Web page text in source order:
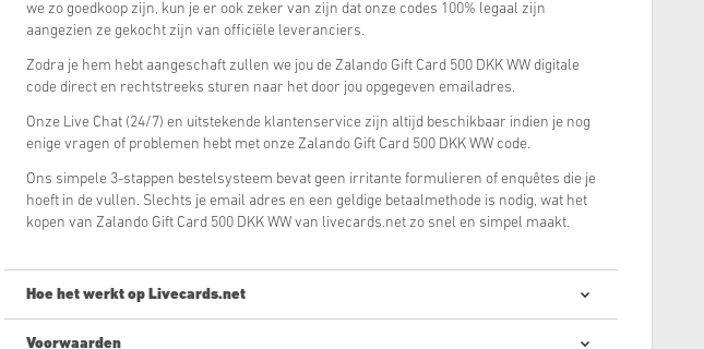
we zo goedkoop zijn, kun je er ook zeker van zijn dat onze codes 100% legaal zijn
aangezien ze gekocht zijn van officiële leveranciers.
Zodra je hem hebt aangeschaft zullen we jou de Zalando Gift Card 500 DKK WW digitale
code direct en rechtstreeks sturen naar het door jou opgegeven emailadres.
Onze Live Chat (24/7) en uitstekende klantenservice zijn altijd beschikbaar indien je nog
enige vragen of problemen hebt met onze Zalando Gift Card 500 DKK WW code.
Ons simpele 3-stappen bestelsysteem bevat geen irritante formulieren of enquêtes die je
hoeft in de vullen. Slechts je email adres en een geldige betaalmethode is nodig, wat het
kopen van Zalando Gift Card 500 DKK WW van livecards.net zo snel en simpel maakt.
Hoe het werkt op Livecards.net
Voorwaarden